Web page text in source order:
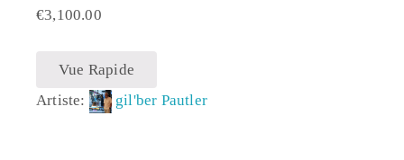
€3,100.00
Vue Rapide
Artiste:
gil'ber Pautler